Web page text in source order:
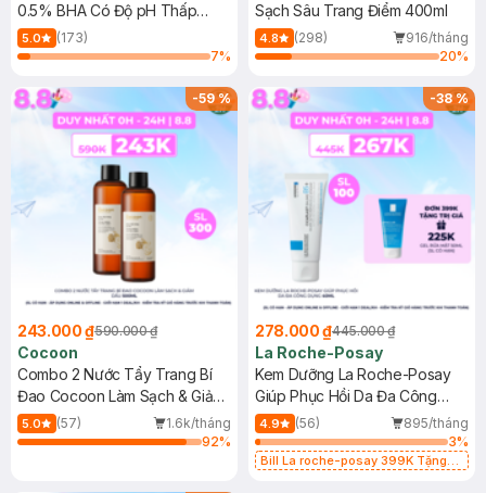
0.5% BHA Có Độ pH Thấp
150ml
5.0
(173)
7%
Sạch Sâu Trang Điểm 400ml
4.8 (298)
916/tháng
20%
-59%
243.000 ₫590.000 ₫
Cocoon
Combo 2 Nước Tẩy Trang Bí
Đao Cocoon Làm Sạch & Giảm
Dầu 500ml
5.0 (57)
1.6k/tháng
92%
-38%
278.000 ₫445.000 ₫
La Roche-Posay
Kem Dưỡng La Roche-Posay
Giúp Phục Hồi Da Đa Công
Dụng 40ml
4.9 (56)
895/tháng
3%
Bill La roche-posay 399K Tặng